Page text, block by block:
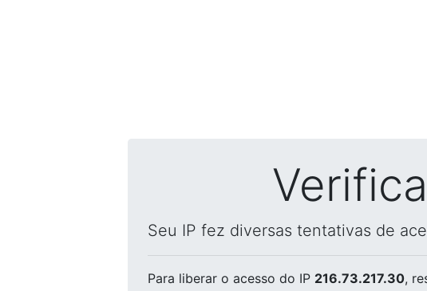
Seu IP fez diversas tentativas de
Para liberar o acesso do IP 216.73.217.30,